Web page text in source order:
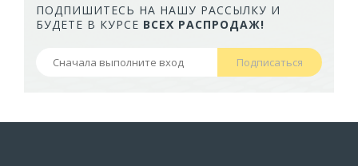
ПОДПИШИТЕСЬ НА НАШУ РАССЫЛКУ И
БУДЕТЕ В КУРСЕ ВСЕХ РАСПРОДАЖ!
Подписаться